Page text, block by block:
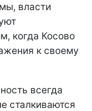
власти
когда Косово
к своему
всегда
сталкиваются